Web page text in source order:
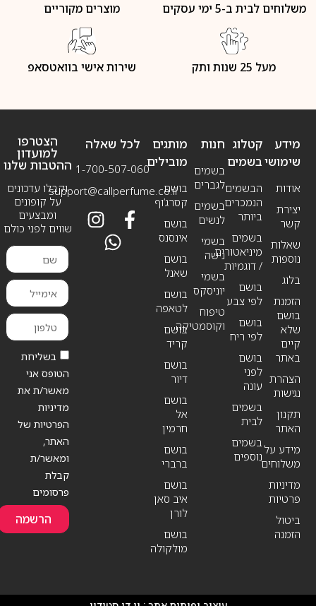
משלוחים לבית ב-5 ימי עסקים מוצרים מקוריים
מעל 25 שנות ותק שירות אישי בוואטסאפ
מידע
שימושי
אודות
יצירת
קשר
שאלות
נוספות
בלוג
הזמנת
בושם
שלא
קיים
באתר
הצהרת
נגישות
תקנון
האתר
מידע על
משלוחים
מדיניות
פרטיות
ביטול
הזמנה
חנות
בשמים
לגברים
בשמים
לנשים
בשמי
נישה
בשמי
יוניסקס
טיפוח
וקוסמטיקה
קטלוג
בשמים
הבשמים
הנמכרים
ביותר
בשמים
מיניאטורים
/ דוגמיות
בושם
לפי צבע
בושם
לפי ריח
בושם
לפני
עונה
בשמים
לבית
בשמים
נוספים
מותגים
מובילים
בושם
קסרג’וף
בושם
אינסנס
בושם
שאנל
בושם
לטאפה
בושם
קריד
בושם
דיור
בושם
אל
חרמין
בושם
ברברי
בושם
איב סאן
לורן
בושם
מולקולה
לכל שאלה
1-700-507-060
support@callperfume.co.il
הצטרפו
למועדון
ההטבות שלנו
וקבלו עדכונים
על קופונים
ומבצעים
שווים לפני כולם
בשליחת
הטופס אני
מאשר/ת את
מדיניות
הפרטיות של
האתר,
ומאשר/ת
קבלת
פרסומים
הרשמה